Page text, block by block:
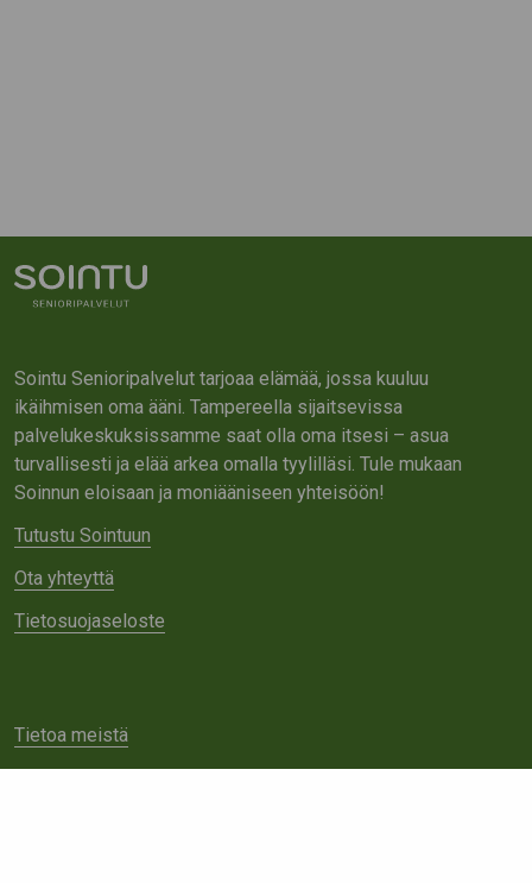
Sointu Senioripalvelut tarjoaa elämää, jossa kuuluu
ikäihmisen oma ääni. Tampereella sijaitsevissa
palvelukeskuksissamme saat olla oma itsesi – asua
turvallisesti ja elää arkea omalla tyylilläsi. Tule mukaan
Soinnun eloisaan ja moniääniseen yhteisöön!
Tutustu Sointuun
Ota yhteyttä
Tietosuojaseloste
Tietoa meistä